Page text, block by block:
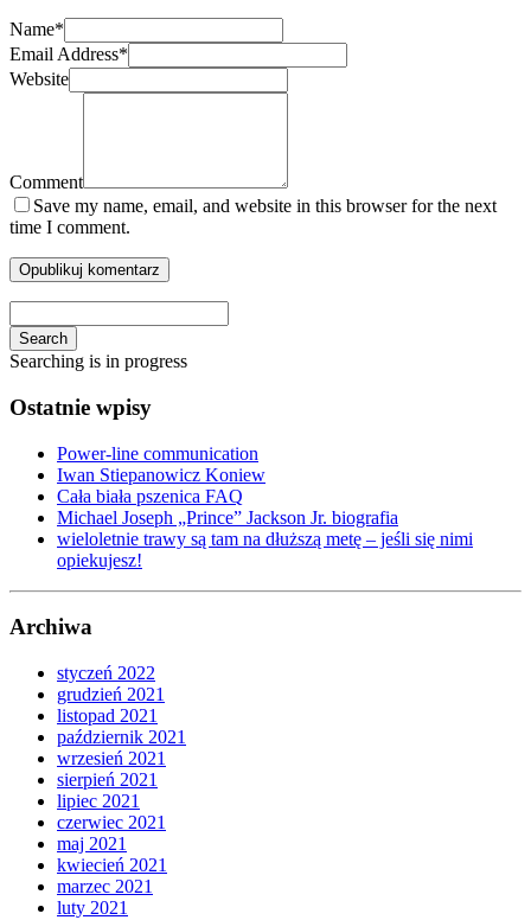
Name*
Email Address*
Website
Comment
Save my name, email, and website in this browser for the next
time I comment.
Search
Searching is in progress
Ostatnie wpisy
Power-line communication
Iwan Stiepanowicz Koniew
Cała biała pszenica FAQ
Michael Joseph „Prince” Jackson Jr. biografia
wieloletnie trawy są tam na dłuższą metę – jeśli się nimi
opiekujesz!
Archiwa
styczeń 2022
grudzień 2021
listopad 2021
październik 2021
wrzesień 2021
sierpień 2021
lipiec 2021
czerwiec 2021
maj 2021
kwiecień 2021
marzec 2021
luty 2021